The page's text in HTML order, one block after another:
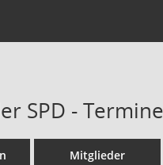
SPD -
Mitglieder